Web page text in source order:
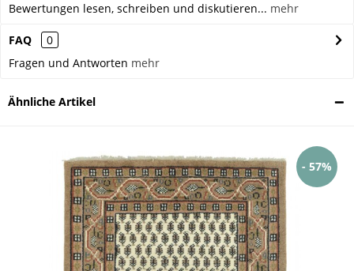
Bewertungen lesen, schreiben und diskutieren... mehr
FAQ
0
Fragen und Antworten mehr
Ähnliche Artikel
- 57%